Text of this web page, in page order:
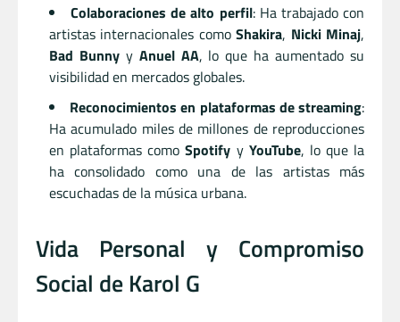
Colaboraciones de alto perfil: Ha trabajado con
artistas internacionales comoShakira, Nicki Minaj,
Bad Bunnyy Anuel AA, lo que ha aumentado su
visibilidad en mercados globales.
Reconocimientos en plataformas de streaming:
Ha acumulado miles de millones de reproducciones
en plataformas comoSpotify y YouTube, lo que la
ha consolidado como una de las artistas más
escuchadas de la música urbana.
Vida Personal y Compromiso
Social de Karol G